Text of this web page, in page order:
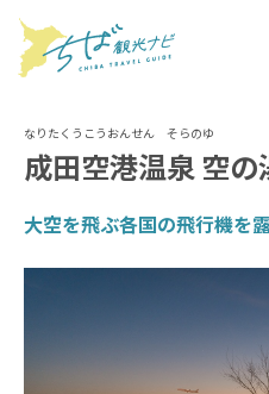
成田空港温泉 空の
大空を飛ぶ各国の飛行機を